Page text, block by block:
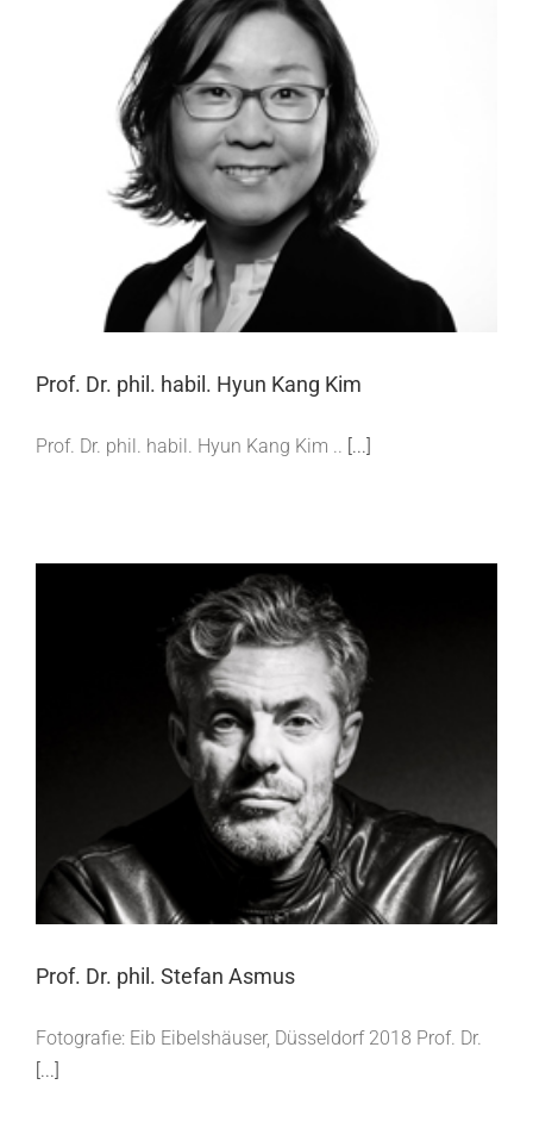
Prof. Dr. phil. habil. Hyun Kang Kim
Prof. Dr. phil. habil. Hyun Kang Kim
Prof. Dr. phil. habil. Hyun Kang Kim .. [...]
Prof. Dr. phil. Stefan Asmus
Prof. Dr. phil. Stefan Asmus
Fotografie: Eib Eibelshäuser, Düsseldorf 2018 Prof. Dr.
[...]